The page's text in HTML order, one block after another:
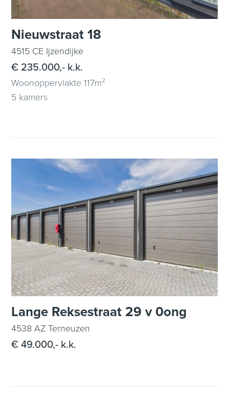
Nieuwstraat 18
4515 CE Ijzendijke
€ 235.000,- k.k.
Woonoppervlakte 117m²
5 kamers
Lange Reksestraat 29 v 0ong
4538 AZ Terneuzen
€ 49.000,- k.k.